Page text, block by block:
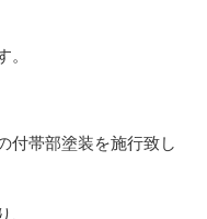
。
付帯部塗装を施行致し
、